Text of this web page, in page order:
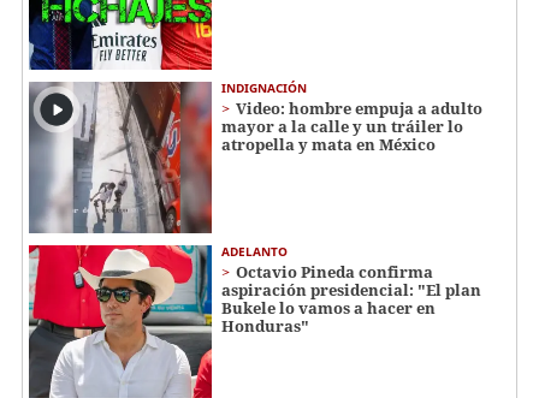
INDIGNACIÓN
Video: hombre empuja a adulto
mayor a la calle y un tráiler lo
atropella y mata en México
ADELANTO
Octavio Pineda confirma
aspiración presidencial: "El plan
Bukele lo vamos a hacer en
Honduras"